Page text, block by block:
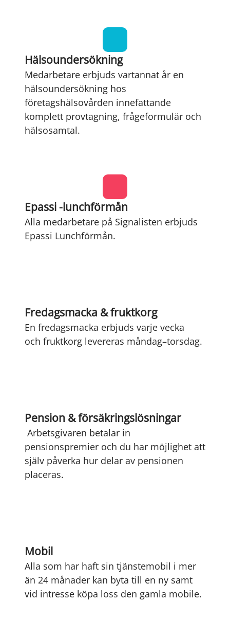
Hälsoundersökning
Medarbetare erbjuds vartannat år en
hälsoundersökning hos
företagshälsovården innefattande
komplett provtagning, frågeformulär och
hälsosamtal.
Epassi -lunchförmån
Alla medarbetare på Signalisten erbjuds
Epassi Lunchförmån.
Fredagsmacka & fruktkorg
En fredagsmacka erbjuds varje vecka
och fruktkorg levereras måndag–torsdag.
Pension & försäkringslösningar
Arbetsgivaren betalar in
pensionspremier och du har möjlighet att
själv påverka hur delar av pensionen
placeras.
Mobil
Alla som har haft sin tjänstemobil i mer
än 24 månader kan byta till en ny samt
vid intresse köpa loss den gamla mobile.